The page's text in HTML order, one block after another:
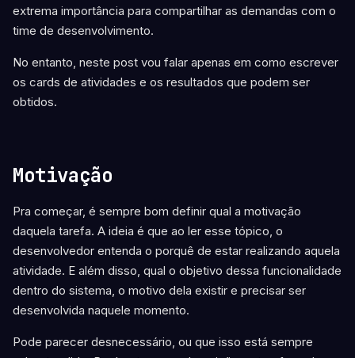
extrema importância para compartilhar as demandas com o
time de desenvolvimento.
No entanto, neste post vou falar apenas em como escrever
os cards de atividades e os resultados que podem ser
obtidos.
Motivação
Pra começar, é sempre bom definir qual a motivação
daquela tarefa. A ideia é que ao ler esse tópico, o
desenvolvedor entenda o porquê de estar realizando aquela
atividade. E além disso, qual o objetivo dessa funcionalidade
dentro do sistema, o motivo dela existir e precisar ser
desenvolvida naquele momento.
Pode parecer desnecessário, ou que isso está sempre